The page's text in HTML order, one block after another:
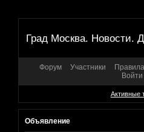
Град Москва. Новости.
Форум Участники Правила
Войти
Активные
Объявление